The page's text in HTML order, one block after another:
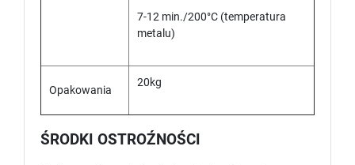
7-12 min./200°C (temperatura
metalu)
Opakowania
20kg
ŚRODKI OSTROŹNOŚCI